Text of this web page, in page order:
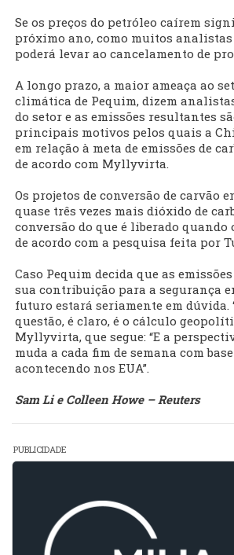
Se os preços do petróleo caírem
próximo ano, como muitos analistas
poderá levar ao cancelamento de
A longo prazo, a maior ameaça ao
climática de Pequim, dizem
do setor e as emissões resultantes
principais motivos pelos quais a
em relação à meta de emissões de
de acordo com Myllyvirta.
Os projetos de conversão de carvão
quase três vezes mais dióxido de
conversão do que é liberado quando
de acordo com a pesquisa feita por
Caso Pequim decida que as
sua contribuição para a segurança
futuro estará seriamente em dúvida.
questão, é claro, é o cálculo
Myllyvirta, que segue: “E a
muda a cada fim de semana com
acontecendo nos EUA”.
Sam Li e Colleen Howe – Reuters
PUBLICIDADE